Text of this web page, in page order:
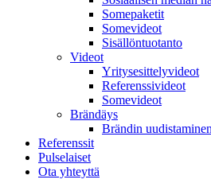
Somepaketit
Somevideot
Sisällöntuotanto
Videot
Yritysesittelyvideot
Referenssivideot
Somevideot
Brändäys
Brändin
Referenssit
Pulselaiset
Ota yhteyttä